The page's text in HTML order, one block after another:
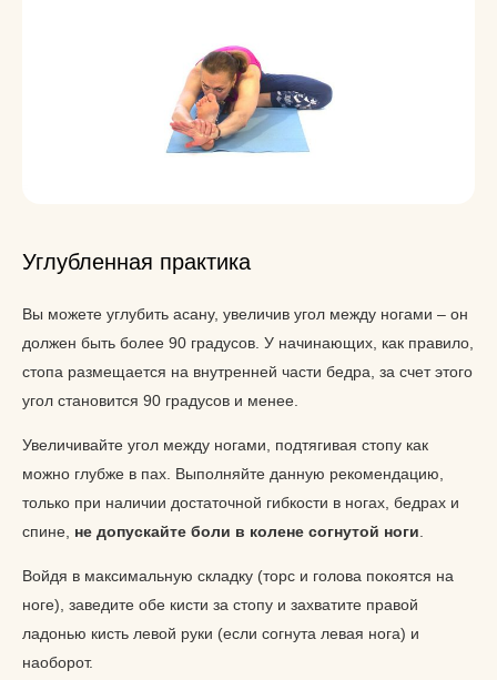
Углубленная практика
Вы можете углубить асану, увеличив угол между ногами – он
должен быть более 90 градусов. У начинающих, как правило,
стопа размещается на внутренней части бедра, за счет этого
угол становится 90 градусов и менее.
Увеличивайте угол между ногами, подтягивая стопу как
можно глубже в пах. Выполняйте данную рекомендацию,
только при наличии достаточной гибкости в ногах, бедрах и
спине, не допускайте боли в колене согнутой ноги
Войдя в максимальную складку (торс и голова покоятся на
ноге), заведите обе кисти за стопу и захватите правой
ладонью кисть левой руки (если согнута левая нога) и
наоборот.